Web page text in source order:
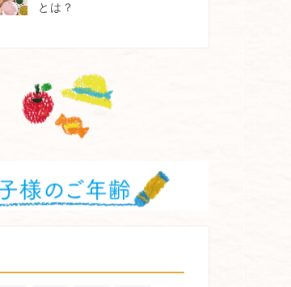
とは？